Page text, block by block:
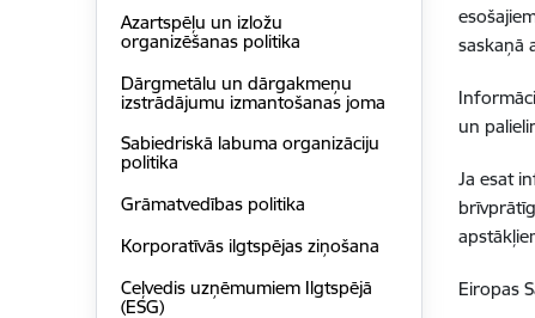
Azartspēļu un izložu
organizēšanas politika
Dārgmetālu un dārgakmeņu
izstrādājumu izmantošanas joma
Sabiedriskā labuma organizāciju
politika
Grāmatvedības politika
Korporatīvās ilgtspēja​s ziņošana
Ceļvedis uzņēmumiem Ilgtspējā
(ESG)
saskaņā
un
Ja esat
Eiropas